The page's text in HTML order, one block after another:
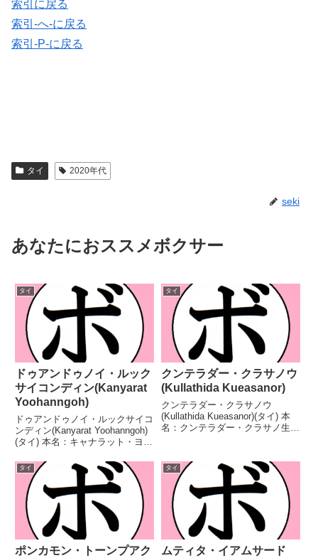
索引に戻る
索引-へ-に戻る
索引-P-に戻る
タイ 2020年代
seki
あなたにおススメボクサー
タイ
ドゥアンドゥノイ・ルック
サイコンディン(Kanyarat
Yoohanngoh)
ドゥアンドゥノイ・ルックサイコ
ンディン(Kanyarat Yoohanngoh)
(タイ) 本名：キャナラット・ヨー
11日国籍：タイ戦績：12戦7勝
(4KO)5敗 【獲得タイトル】
OPBF東洋太平洋女子ミニマ...
タイ
クンテラダー・クラサノウ
(Kullathida Kueasanor)
クンテラダー・クラサノウ
(Kullathida Kueasanor)(タイ) 本
名：クンテラダー・クラサノ生年
タイトル】タイ国女子ライトフラ
イ級王座 【戦歴】2022/...
タイ
ポンカモン・トーンプアク
タイ
ムティタ・イアムサード